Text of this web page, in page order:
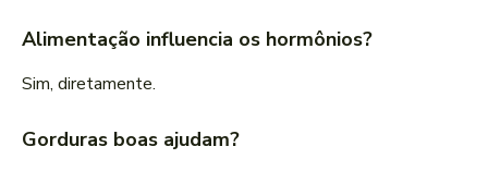
Alimentação influencia os hormônios?
Sim, diretamente.
Gorduras boas ajudam?